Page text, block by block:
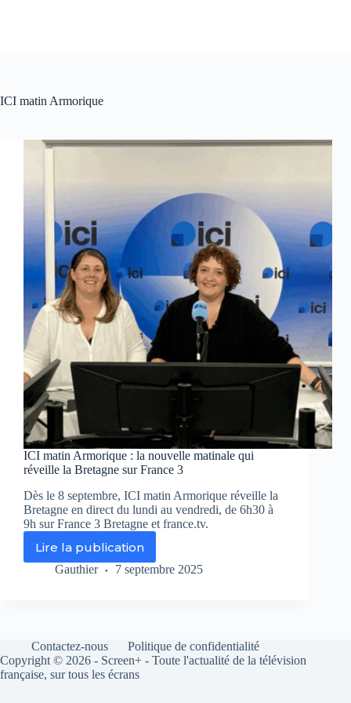
ICI matin Armorique
ICI matin Armorique : la nouvelle matinale qui
réveille la Bretagne sur France 3
Dès le 8 septembre, ICI matin Armorique réveille la
Bretagne en direct du lundi au vendredi, de 6h30 à
9h sur France 3 Bretagne et france.tv.
Lire la publication
ICI
matin
matinale
qui
réveille
Gauthier 7 septembre 2025
Contactez-nous
Politique de confidentialité
Copyright © 2026 - Screen+ - Toute l'actualité de la télévision
française, sur tous les écrans